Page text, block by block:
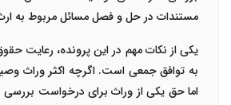
مستندات در حل و فصل مسائل مربوط به
یکی از نکات مهم در این پرونده، رعایت
به توافق جمعی است. اگرچه اکثر وراث
اما حق یکی از وراث برای درخواست